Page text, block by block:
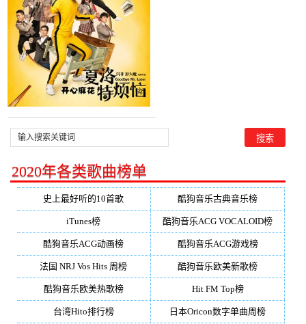
播:44次
2020年各类歌曲榜单
史上最好听的10首歌 酷狗音乐古典音乐榜
iTunes榜 酷狗音乐ACG VOCALOID榜
酷狗音乐ACG动画榜 酷狗音乐ACG游戏榜
法国 NRJ Vos Hits 周榜 酷狗音乐欧美新歌榜
酷狗音乐欧美热歌榜 Hit FM Top榜
台湾Hito排行榜 日本Oricon数字单曲周榜